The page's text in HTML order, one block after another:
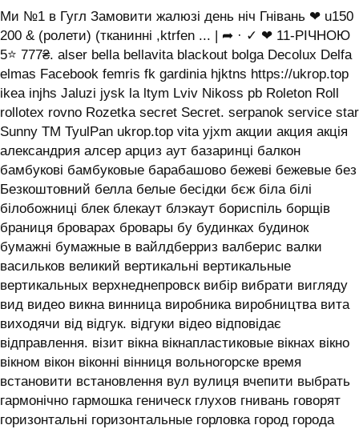
Ми №1 в Гугл Замовити жалюзі день ніч Гнівань ❤ u150
200 & (ролети) (тканинні ,ktrfen ... | ➦ · ✓ ❤ 11-РІЧНОЮ
5⭐ 777₴. alser bella bellavita blackout bolga Decolux Delfa
elmas Facebook femris fk gardinia hjktns https://ukrop.top
ikea injhs Jaluzi jysk la ltym Lviv Nikoss pb Roleton Roll
rollotex rovno Rozetka secret Secret. serpanok service star
Sunny TM TyulPan ukrop.top vita yjxm акции акция акція
александрия алсер арциз аут базаринці балкон
бамбукові бамбуковые барабашово бежеві бежевые без
Безкоштовний белла белые бесідки бєж біла білі
білобожниці блек блекаут блэкаут бориспіль борщів
браниця броварах бровары бу будинках будинок
бумажні бумажные в вайлдберриз валберис валки
васильков великий вертикальні вертикальные
вертикальных верхнеднепровск вибір вибрати вигляду
вид видео викна винница виробника виробництва вита
виходячи від відгук. відгуки відео відповідає
відправлення. візит вікна вікнапластиковые вікнах вікно
вікном вікон віконні вінниця вольногорске время
встановити встановлення вул вулиця вчепити выбрать
гармонічно гармошка геническ глухов гнивань говорят
горизонтальні горизонтальные горловка город города